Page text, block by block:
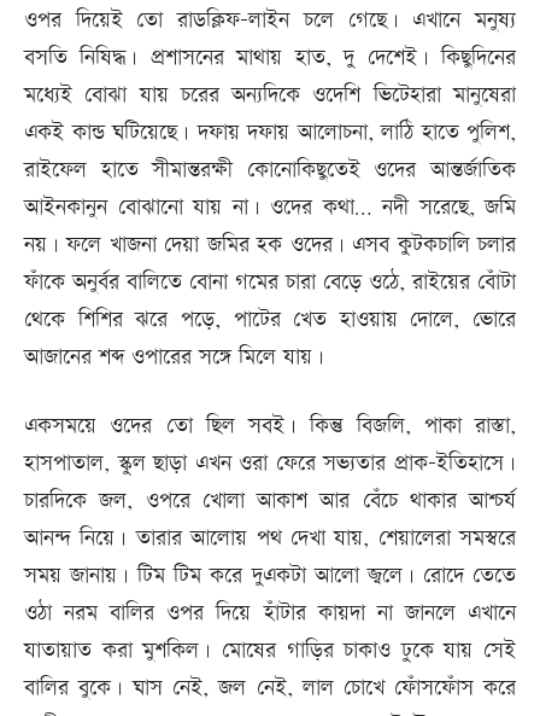
ওপর দিয়েই তো রাডক্লিফ-লাইন চলে গেছে। এখানে মনুষ্য
বসতি নিষিদ্ধ। প্রশাসনের মাথায় হাত, দু দেশেই। কিছুদিনের
মধ্যেই বোঝা যায় চরের অন্যদিকে ওদেশি ভিটেহারা মানুষেরা
একই কান্ড ঘটিয়েছে। দফায় দফায় আলোচনা, লাঠি হাতে পুলিশ,
রাইফেল হাতে সীমান্তরক্ষী কোনোকিছুতেই ওদের আন্তর্জাতিক
আইনকানুন বোঝানো যায় না। ওদের কথা… নদী সরেছে, জমি
নয়। ফলে খাজনা দেয়া জমির হক ওদের। এসব কুটকচালি চলার
ফাঁকে অনুর্বর বালিতে বোনা গমের চারা বেড়ে ওঠে, রাইয়ের বোঁটা
থেকে শিশির ঝরে পড়ে, পাটের খেত হাওয়ায় দোলে, ভোরে
আজানের শব্দ ওপারের সঙ্গে মিলে যায়।
একসময়ে ওদের তো ছিল সবই। কিন্তু বিজলি, পাকা রাস্তা,
হাসপাতাল, স্কুল ছাড়া এখন ওরা ফেরে সভ্যতার প্রাক-ইতিহাসে।
চারদিকে জল, ওপরে খোলা আকাশ আর বেঁচে থাকার আশ্চর্য
আনন্দ নিয়ে। তারার আলোয় পথ দেখা যায়, শেয়ালেরা সমস্বরে
সময় জানায়। টিম টিম করে দুএকটা আলো জ্বলে। রোদে তেতে
ওঠা নরম বালির ওপর দিয়ে হাঁটার কায়দা না জানলে এখানে
যাতায়াত করা মুশকিল। মোষের গাড়ির চাকাও ঢুকে যায় সেই
বালির বুকে। ঘাস নেই, জল নেই, লাল চোখে ফোঁসফোঁস করে